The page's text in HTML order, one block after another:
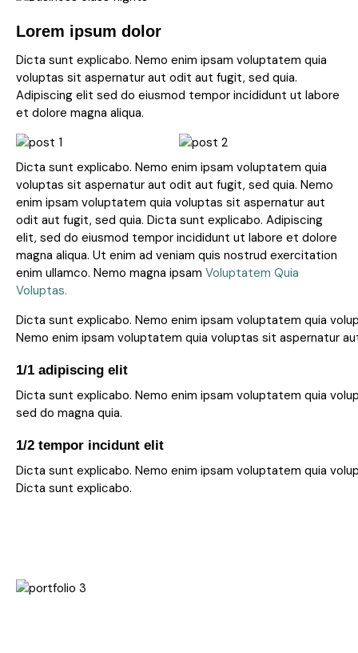
Lorem ipsum dolor
Dicta sunt explicabo. Nemo enim ipsam voluptatem quia
voluptas sit aspernatur aut odit aut fugit, sed quia.
Adipiscing elit sed do eiusmod tempor incididunt ut labore
et dolore magna aliqua.
Dicta sunt explicabo. Nemo enim ipsam voluptatem quia
voluptas sit aspernatur aut odit aut fugit, sed quia. Nemo
enim ipsam voluptatem quia voluptas sit aspernatur aut
odit aut fugit, sed quia. Dicta sunt explicabo. Adipiscing
elit, sed do eiusmod tempor incididunt ut labore et dolore
magna aliqua. Ut enim ad veniam quis nostrud exercitation
enim ullamco. Nemo magna ipsam Voluptatem Quia
Voluptas.
Dicta sunt explicabo. Nemo enim ipsam voluptatem quia
Nemo enim ipsam voluptatem quia voluptas sit aspernatur
1/1 adipiscing elit
Dicta sunt explicabo. Nemo enim ipsam voluptatem quia
sed do magna quia.
1/2 tempor incidunt elit
Dicta sunt explicabo. Nemo enim ipsam voluptatem quia
Dicta sunt explicabo.